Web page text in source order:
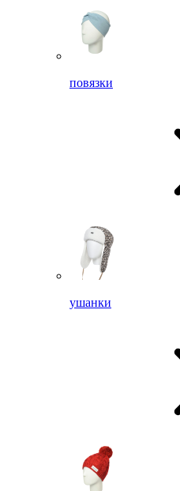
повязки
ушанки